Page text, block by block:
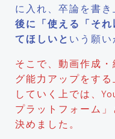
に入れ、卒論を書き
後に「使える「そ
てほしいと いう願い
そこで、動画作成
グ能力アップをする
していく上では、
プラットフォーム
決めました。